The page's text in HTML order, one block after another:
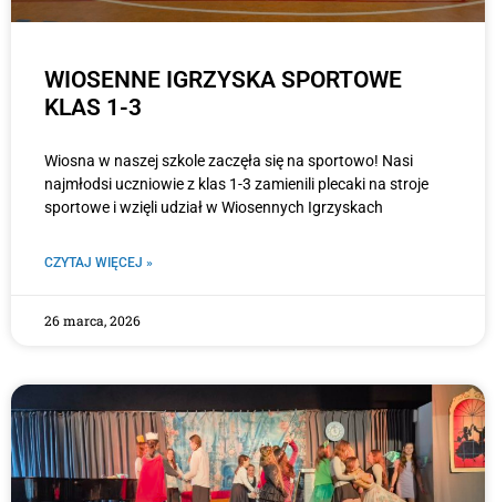
WIOSENNE IGRZYSKA SPORTOWE
KLAS 1-3
Wiosna w naszej szkole zaczęła się na sportowo! Nasi
najmłodsi uczniowie z klas 1-3 zamienili plecaki na stroje
sportowe i wzięli udział w Wiosennych Igrzyskach
CZYTAJ WIĘCEJ »
26 marca, 2026